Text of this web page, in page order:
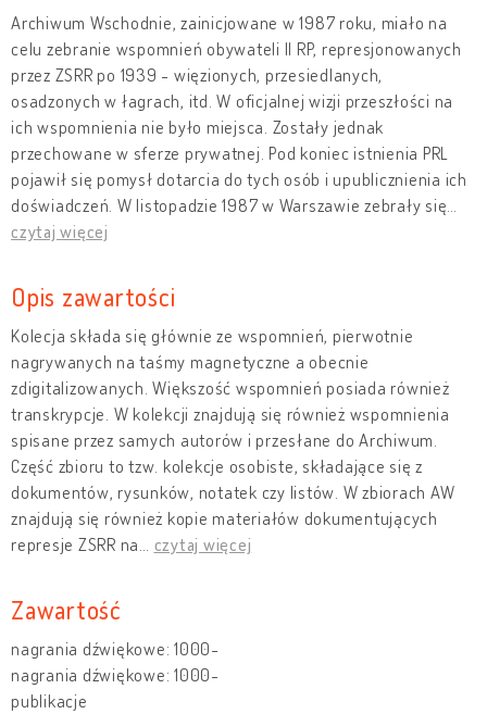
Archiwum Wschodnie, zainicjowane w 1987 roku, miało na
celu zebranie wspomnień obywateli II RP, represjonowanych
przez ZSRR po 1939 - więzionych, przesiedlanych,
osadzonych w łagrach, itd. W oficjalnej wizji przeszłości na
ich wspomnienia nie było miejsca. Zostały jednak
przechowane w sferze prywatnej. Pod koniec istnienia PRL
pojawił się pomysł dotarcia do tych osób i upublicznienia ich
doświadczeń. W listopadzie 1987 w Warszawie zebrały się
czytaj więcej
Opis zawartości
Kolecja składa się głównie ze wspomnień, pierwotnie
nagrywanych na taśmy magnetyczne a obecnie
zdigitalizowanych. Większość wspomnień posiada również
transkrypcje. W kolekcji znajdują się również wspomnienia
spisane przez samych autorów i przesłane do Archiwum.
Część zbioru to tzw. kolekcje osobiste, składające się z
dokumentów, rysunków, notatek czy listów. W zbiorach AW
znajdują się również kopie materiałów dokumentujących
represje ZSRR na
czytaj więcej
Zawartość
nagrania dźwiękowe: 1000-
nagrania dźwiękowe: 1000-
publikacje